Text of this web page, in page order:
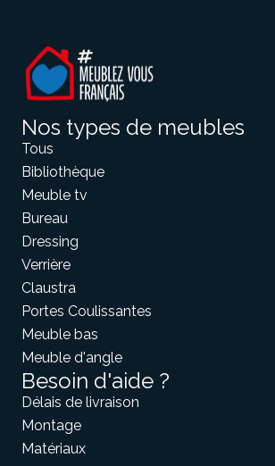
Nos types de meubles
Tous
Bibliothèque
Meuble tv
Bureau
Dressing
Verrière
Claustra
Portes Coulissantes
Meuble bas
Meuble d'angle
Besoin d'aide ?
Délais de livraison
Montage
Matériaux